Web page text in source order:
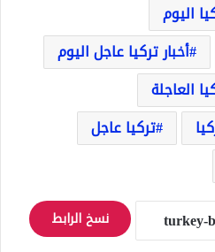
اليوم
أخبار تركيا عاجل اليوم
العاجلة
تركيا عاجل
نسخ الرابط